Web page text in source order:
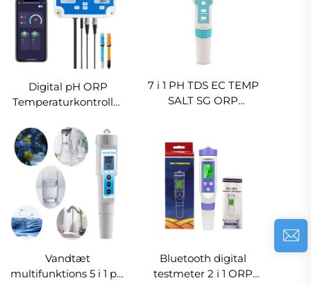
Digital pH ORP
Temperaturkontroller
WiFi Hydroponisk pH
Kontroller
7 i 1 PH TDS EC TEMP
SALT SG ORP
meter til akvarium
pool
Vandtæt
multifunktions 5 i 1 pH
Bluetooth digital
testmeter 2 i 1 ORP